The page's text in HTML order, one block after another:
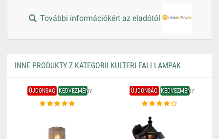
További információkért az eladótól
INNE PRODUKTY Z KATEGORII KULTERI FALI LAMPAK
ÚJDONSÁG KEDVEZMÉNY ÚJDONSÁG KEDVEZMÉNY